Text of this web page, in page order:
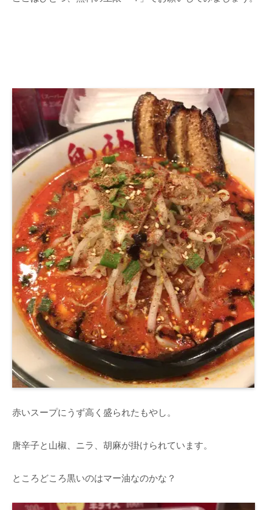
赤いスープにうず高く盛られたもやし。
唐辛子と山椒、ニラ、胡麻が掛けられています。
ところどころ黒いのはマー油なのかな？